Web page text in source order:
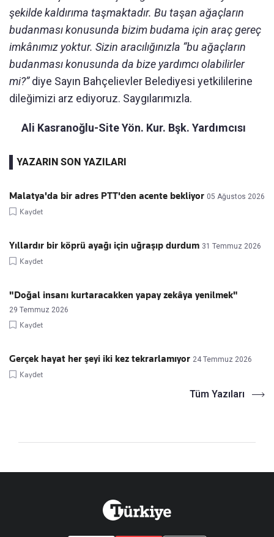
şekilde kaldırıma taşmaktadır. Bu taşan ağaçların
budanması konusunda bizim budama için araç gereç
imkânımız yoktur. Sizin aracılığınızla “bu ağaçların
budanması konusunda da bize yardımcı olabilirler
mi?”diye Sayın Bahçelievler Belediyesi yetkililerine
dileğimizi arz ediyoruz. Saygılarımızla.
Ali Kasranoğlu-Site Yön. Kur. Bşk. Yardımcısı
YAZARIN SON YAZILARI
Malatya'da bir adres PTT'den acente bekliyor 05 Ağustos 2026
Kaydet
Yıllardır bir köprü ayağı için uğraşıp durdum 31 Temmuz 2026
Kaydet
"Doğal insanı kurtaracakken yapay zekâya yenilmek"
29 Temmuz 2026
Kaydet
Gerçek hayat her şeyi iki kez tekrarlamıyor 24 Temmuz 2026
Kaydet
Tüm Yazıları